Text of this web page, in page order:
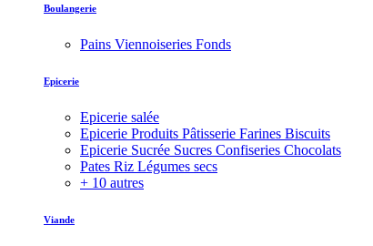
Boulangerie
Pains Viennoiseries Fonds
Epicerie
Epicerie salée
Epicerie Produits Pâtisserie Farines Biscuits
Epicerie Sucrée Sucres Confiseries Chocolats
Pates Riz Légumes secs
+ 10 autres
Viande